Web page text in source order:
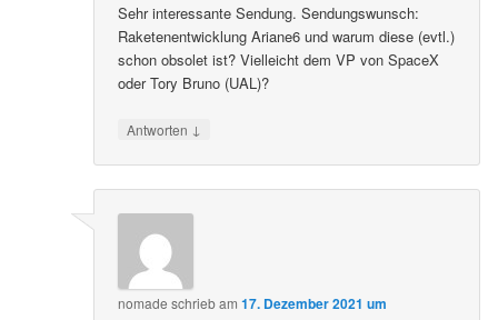
Sehr interessante Sendung. Sendungswunsch:
Raketenentwicklung Ariane6 und warum diese (evtl.)
schon obsolet ist? Vielleicht dem VP von SpaceX
oder Tory Bruno (UAL)?
Antworten ↓
nomade schriebam17. Dezember 2021 um